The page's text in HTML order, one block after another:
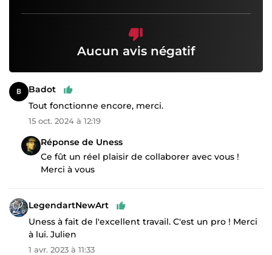
Aucun avis négatif
Badot
Tout fonctionne encore, merci.
15 oct. 2024 à 12:19
Réponse de Uness
Ce fût un réel plaisir de collaborer avec vous !
Merci à vous
LegendartNewArt
Uness à fait de l'excellent travail. C'est un pro ! Merci
à lui. Julien
1 avr. 2023 à 11:33